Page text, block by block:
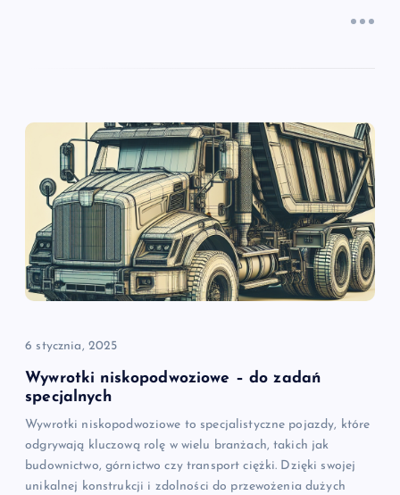
6 stycznia, 2025
Wywrotki niskopodwoziowe – do zadań
specjalnych
Wywrotki niskopodwoziowe to specjalistyczne pojazdy, które
odgrywają kluczową rolę w wielu branżach, takich jak
budownictwo, górnictwo czy transport ciężki. Dzięki swojej
unikalnej konstrukcji i zdolności do przewożenia dużych